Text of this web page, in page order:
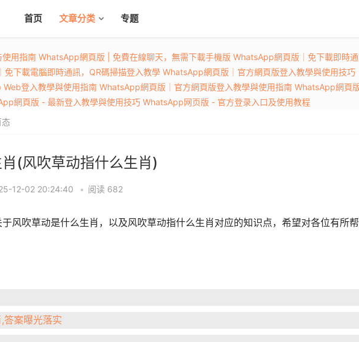
首页 文章分类 专题
用指南 WhatsApp網頁版 | 免費在線聊天，無需下載手機版 WhatsApp網頁版｜免下載即時
下載電腦即時通訊，QR碼掃描登入教學 WhatsApp網頁版｜官方網頁版登入教學與使用技巧
登入教學與使用指南 WhatsApp網頁版｜官方網頁版登入教學與使用指南 WhatsApp網頁
網頁版 - 最新登入教學與使用技巧 WhatsApp网页版 - 官方登录入口及使用教程
态
(风吹草动指什么生肖)
12-02 20:24:40 • 阅读 682
风吹草动是什么生肖，以及风吹草动指什么生肖对应的知识点，希望对各位有所帮
答案曝光落实